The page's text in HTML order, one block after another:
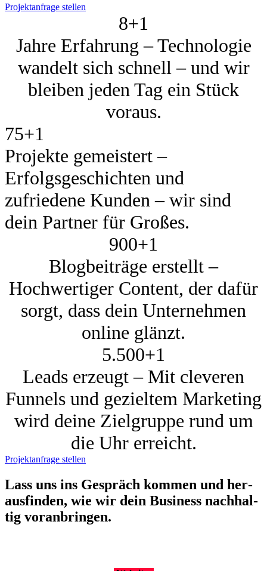
Projektanfrage stellen
8+1
Jahre Erfahrung – Technologie
wandelt sich schnell – und wir
bleiben jeden Tag ein Stück
voraus.
75+1
Projekte gemeistert –
Erfolgsgeschichten und
zufriedene Kunden – wir sind
dein Partner für Großes.
900+1
Blogbeiträge erstellt –
Hochwertiger Content, der dafür
sorgt, dass dein Unternehmen
online glänzt.
5.500+1
Leads erzeugt – Mit cleveren
Funnels und gezieltem Marketing
wird deine Zielgruppe rund um
die Uhr erreicht.
Projektanfrage stellen
Lass uns ins Gespräch kom­men und her­
aus­fin­den, wie wir dein Busi­ness nach­hal­
tig vor­an­brin­gen.